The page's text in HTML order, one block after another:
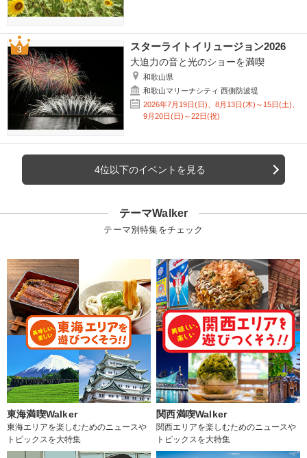
スターライトイリュージョン2026
大迫力の音と光のショーを満喫
和歌山県
和歌山マリーナシティ 西側防波堤
2026年7月19日(日)、8月13日(木)～15日(土)、
9月20日(日)～22日(祝)
4位以下のイベントを見る
テーマWalker
テーマ別特集をチェック
東海満喫Walker
東海エリアを楽しむためのニュースや
トピックスを大特集
関西満喫Walker
関西エリアを楽しむためのニュースや
トピックスを大特集